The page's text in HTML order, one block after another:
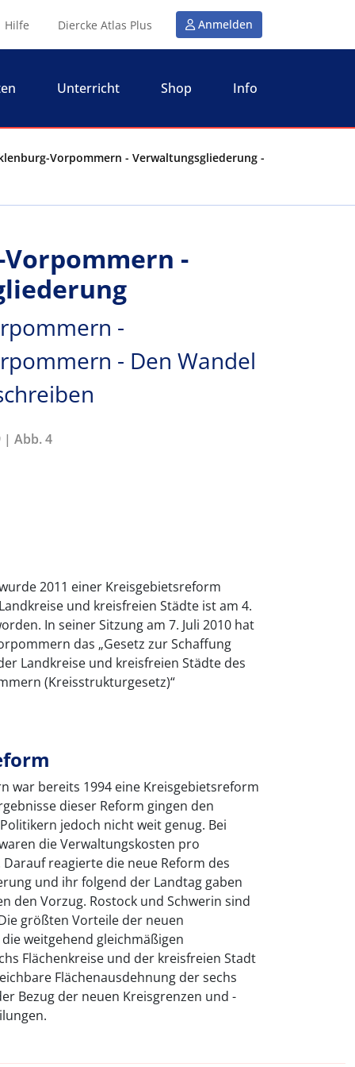
Hilfe Diercke Atlas Plus Anmelden
Unterricht Shop Info
Vorpommern - Verwaltungsgliederung -
-
-
- Den Wandel
| Abb. 4
2011 einer Kreisgebietsreform
und kreisfreien Städte ist am 4.
In seiner Sitzung am 7. Juli 2010 hat
das „Gesetz zur Schaffung
Landkreise und kreisfreien Städte des
(Kreisstrukturgesetz)“
war bereits 1994 eine Kreisgebietsreform
dieser Reform gingen den
jedoch nicht weit genug. Bei
die Verwaltungskosten pro
reagierte die neue Reform des
und ihr folgend der Landtag gaben
den Vorzug. Rostock und Schwerin sind
größten Vorteile der neuen
weitgehend gleichmäßigen
Flächenkreise und der kreisfreien Stadt
Flächenausdehnung der sechs
Bezug der neuen Kreisgrenzen und -